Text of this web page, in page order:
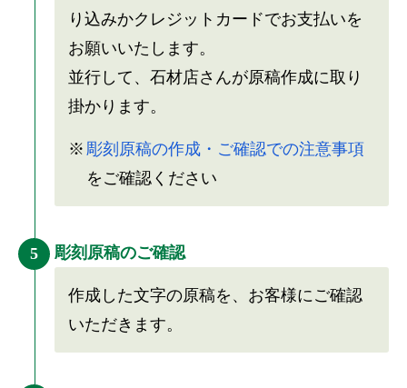
り込みかクレジットカードでお支払いを
お願いいたします。
並行して、石材店さんが原稿作成に取り
掛かります。
彫刻原稿の作成・ご確認での注意事項
をご確認ください
5 彫刻原稿のご確認
作成した文字の原稿を、お客様にご確認
いただきます。